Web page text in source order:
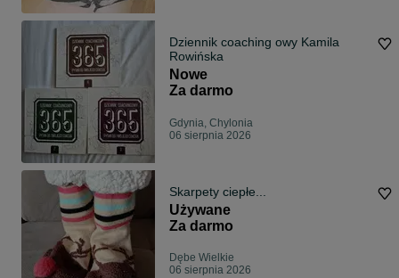
Dziennik coaching owy Kamila
Rowińska
Nowe
Za darmo
Gdynia, Chylonia
06 sierpnia 2026
Skarpety ciepłe...
Używane
Za darmo
Dębe Wielkie
06 sierpnia 2026